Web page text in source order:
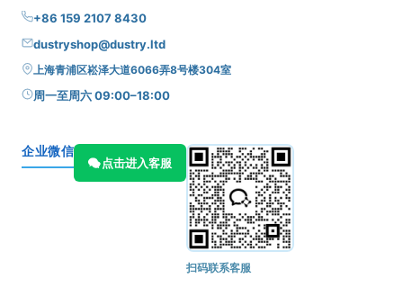
+86 159 2107 8430
dustryshop@dustry.ltd
上海青浦区崧泽大道6066弄8号楼304室
周一至周六 09:00–18:00
企业微信
点击进入客服
扫码联系客服